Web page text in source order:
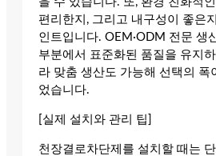
편리한지, 그리고 내구성이 좋은
인트입니다. OEM·ODM 전문 생
부분에서 표준화된 품질을 유지
라 맞춤 생산도 가능해 선택의 폭
었습니다.
[실제 설치와 관리 팁]
천장결로차단제를 설치할 때는